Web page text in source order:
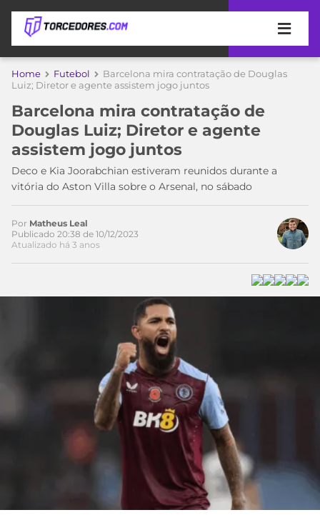
APOSTAS
DE
APOSTA
MELHORES
SITES
DE
APOSTAS
2026
INDICAÇÃO
BET365
CÓDIGO
COPA
DO
MUNDO
TIMES
MEU
TIME
CORINTHIANS
SÃO
PAULO
SANTOS
FLAMENGO
CAMPEONATOS
LIBERTADORES
BRASIL
PREMIER
PALPITES
Home Futebol
Barcelona mira contratação de Douglas
Luiz; Diretor e agente assistem jogo juntos
Barcelona mira contratação de
Douglas Luiz; Diretor e agente
assistem jogo juntos
Deco e Kia Joorabchian estiveram reunidos durante a
vitória do Aston Villa sobre o Arsenal, no sábado
Acesse o perfil do autor
no Twitter
Por Matheus Leal
Publicado 20:38 de 10/12/2023
Atualizado há 3 anos